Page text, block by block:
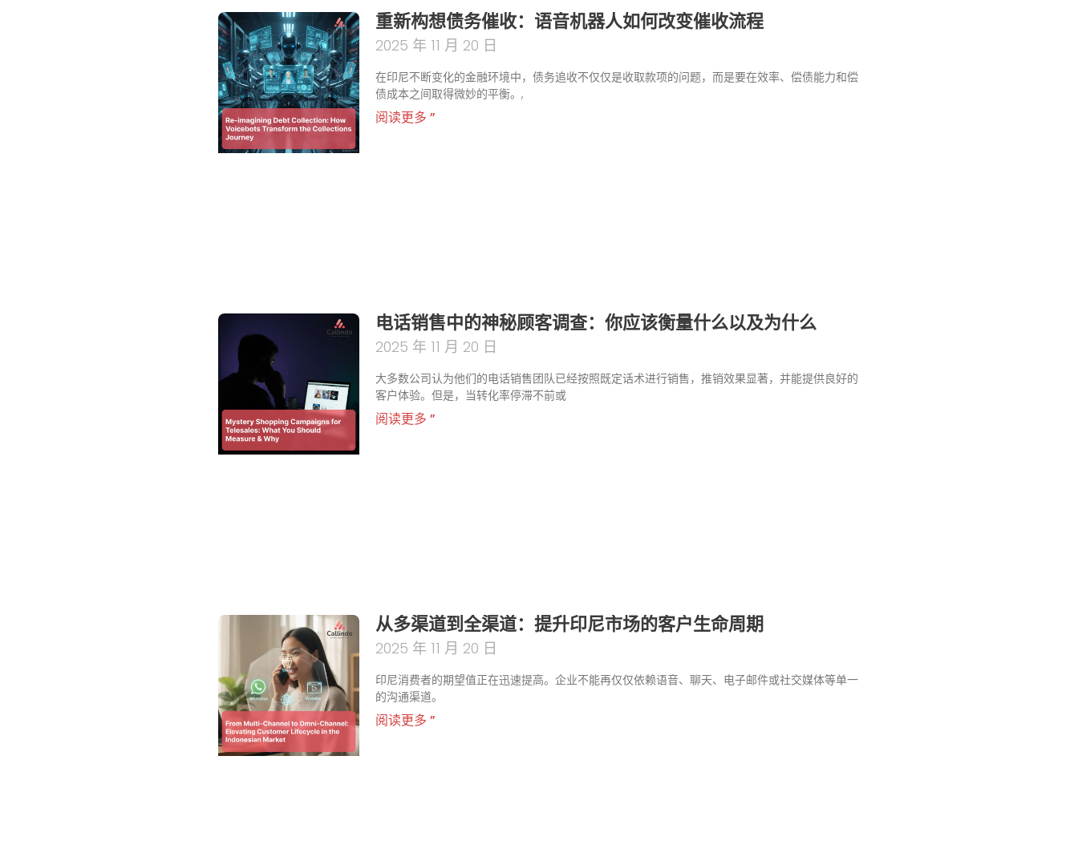
重新构想债务催收：语音机器人如何改变催收流程
2025 年 11 月 20 日
在印尼不断变化的金融环境中，债务追收不仅仅是收取款项的问题，而是要在效率、偿债能力和偿
债成本之间取得微妙的平衡。,
阅读更多 ”
电话销售中的神秘顾客调查：你应该衡量什么以及为什么
2025 年 11 月 20 日
大多数公司认为他们的电话销售团队已经按照既定话术进行销售，推销效果显著，并能提供良好的
客户体验。但是，当转化率停滞不前或
阅读更多 ”
从多渠道到全渠道：提升印尼市场的客户生命周期
2025 年 11 月 20 日
印尼消费者的期望值正在迅速提高。企业不能再仅仅依赖语音、聊天、电子邮件或社交媒体等单一
的沟通渠道。
阅读更多 ”